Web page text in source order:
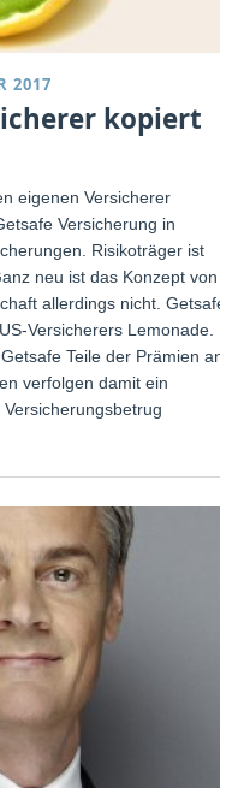
2017
kopiert
eigenen Versicherer
Versicherung in
Risikoträger ist
neu ist das Konzept von
allerdings nicht. Getsafe
Versicherers Lemonade.
Teile der Prämien an
verfolgen damit ein